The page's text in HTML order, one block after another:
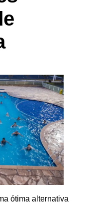
ótima alternativa